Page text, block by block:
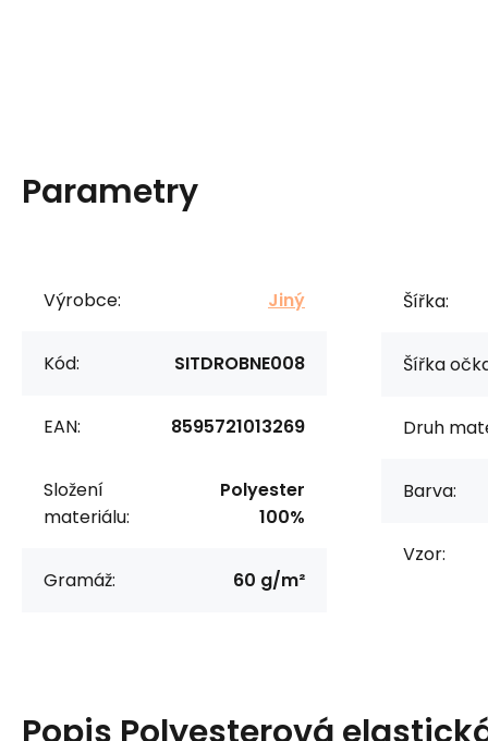
Parametry
Výrobce: Jiný
Kód: SITDROBNE008
EAN: 8595721013269
Složení
materiálu:
Polyester
100%
Gramáž: 60 g/m²
Šířka:
Šířka
Druh
Barva:
Vzor:
Popis Polyesterová